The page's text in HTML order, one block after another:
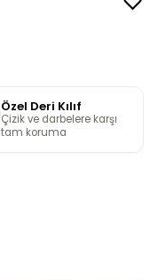
Özel Deri Kılıf
Çizik ve darbelere karşı
tam koruma